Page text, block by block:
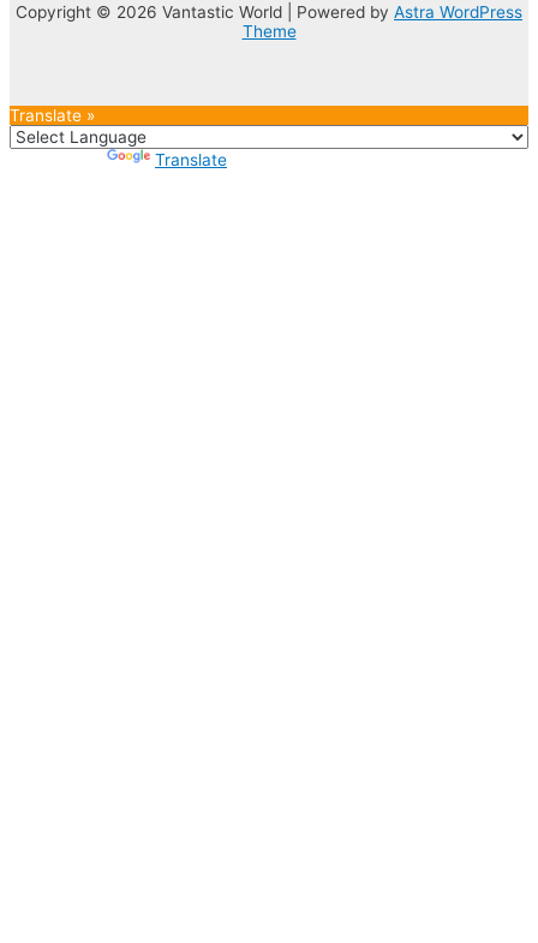
Copyright © 2026 Vantastic World | Powered by Astra WordPress
Theme
Translate »
Translate